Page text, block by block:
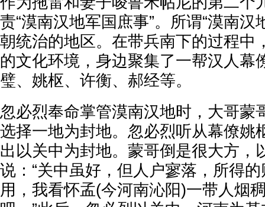
责“漠南汉地军国庶事”。所谓“漠南汉
朝统治的地区。在带兵南下的过程中
的文化环境，身边聚集了一帮汉人幕
璧、姚枢、许衡、郝经等。
忽必烈奉命掌管漠南汉地时，大哥蒙
选择一地为封地。忽必烈听从幕僚姚
出以关中为封地。蒙哥倒是很大方，
说：“关中虽好，但人户寥落，所得
用，我看怀孟(今河南沁阳)一带人烟